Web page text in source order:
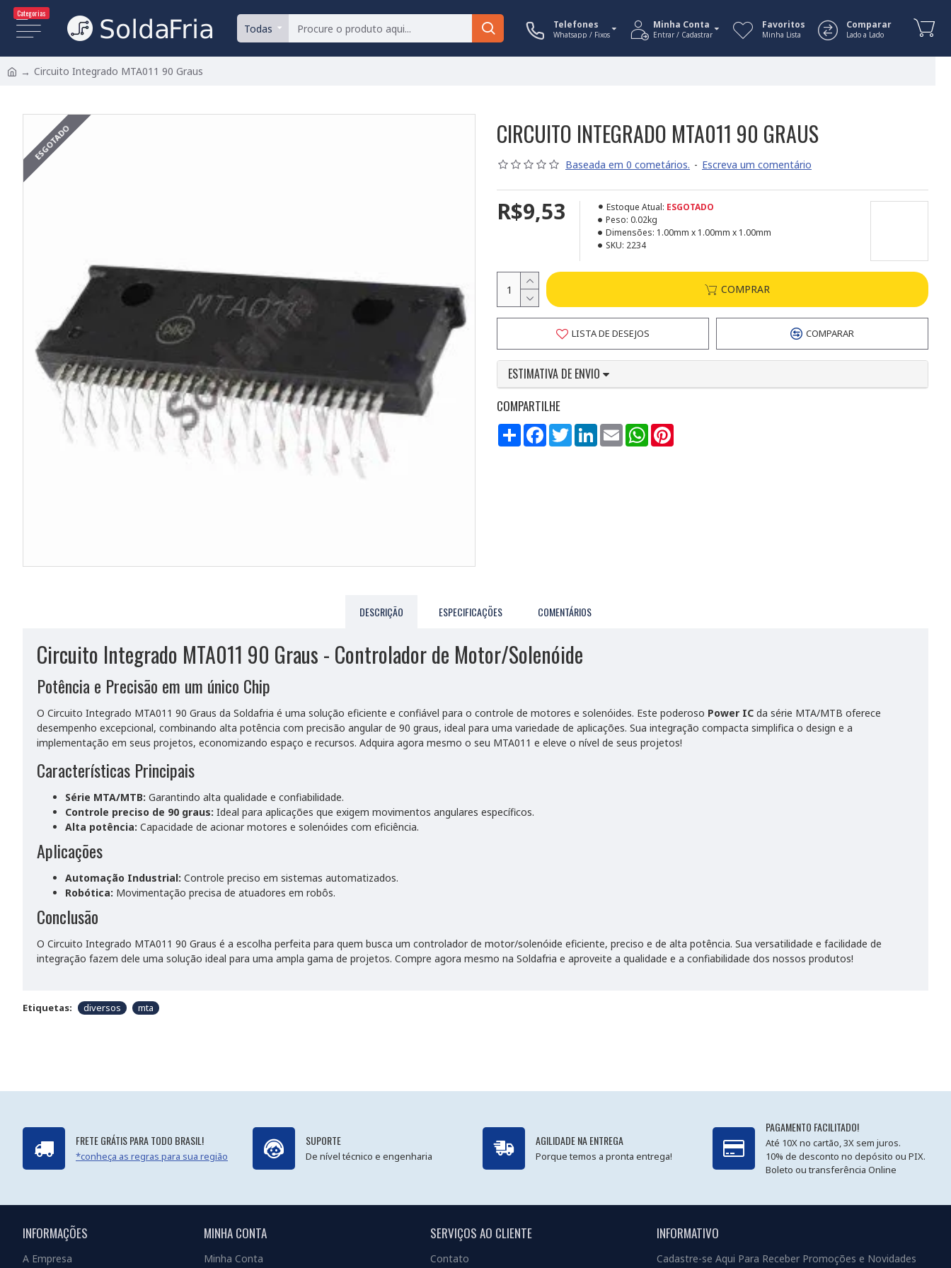
Categorias
Todas Telefones
Whatsapp / Fixos
Minha Conta
Entrar / Cadastrar
Favoritos
Minha Lista
Comparar
Lado a Lado
Circuito Integrado MTA011 90 Graus
ESGOTADO CIRCUITO INTEGRADO MTA011 90 GRAUS
Baseada em 0 cometários. - Escreva um comentário
R$9,53 Estoque Atual: ESGOTADO
Peso: 0.02kg
Dimensões: 1.00mm x 1.00mm x 1.00mm
SKU: 2234
COMPRAR
LISTA DE DESEJOS COMPARAR
ESTIMATIVA DE ENVIO
COMPARTILHE
Compartilhar
FacebookTwitterLinkedInEmail WhatsApp
DESCRIÇÃO ESPECIFICAÇÕES COMENTÁRIOS
Circuito Integrado MTA011 90 Graus - Controlador de Motor/Solenóide
Potência e Precisão em um único Chip
O Circuito Integrado MTA011 90 Graus da Soldafria é uma solução eficiente e confiável para o controle de motores e solenóides. Este poderoso Power IC da série MTA/MTB oferece
desempenho excepcional, combinando alta potência com precisão angular de 90 graus, ideal para uma variedade de aplicações. Sua integração compacta simplifica o design e a
implementação em seus projetos, economizando espaço e recursos. Adquira agora mesmo o seu MTA011 e eleve o nível de seus projetos!
Características Principais
Série MTA/MTB: Garantindo alta qualidade e confiabilidade.
Controle preciso de 90 graus: Ideal para aplicações que exigem movimentos angulares específicos.
Alta potência: Capacidade de acionar motores e solenóides com eficiência.
Aplicações
Automação Industrial: Controle preciso em sistemas automatizados.
Robótica: Movimentação precisa de atuadores em robôs.
Conclusão
O Circuito Integrado MTA011 90 Graus é a escolha perfeita para quem busca um controlador de motor/solenóide eficiente, preciso e de alta potência. Sua versatilidade e facilidade de
integração fazem dele uma solução ideal para uma ampla gama de projetos. Compre agora mesmo na Soldafria e aproveite a qualidade e a confiabilidade dos nossos produtos!
Etiquetas: diversos mta
FRETE GRÁTIS PARA TODO BRASIL!
*conheça as regras para sua região
SUPORTE
De nível técnico e engenharia
AGILIDADE NA ENTREGA
Porque temos a pronta entrega!
PAGAMENTO FACILITADO!
Até 10X no cartão, 3X sem juros.
10% de desconto no depósito ou PIX.
Boleto ou transferência Online
INFORMAÇÕES
A Empresa
MINHA CONTA
Minha Conta
SERVIÇOS AO CLIENTE
Contato
INFORMATIVO
Cadastre-se Aqui Para Receber Promoções e Novidades